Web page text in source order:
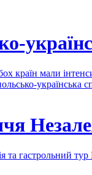
країн мали
українська
та гастрольний